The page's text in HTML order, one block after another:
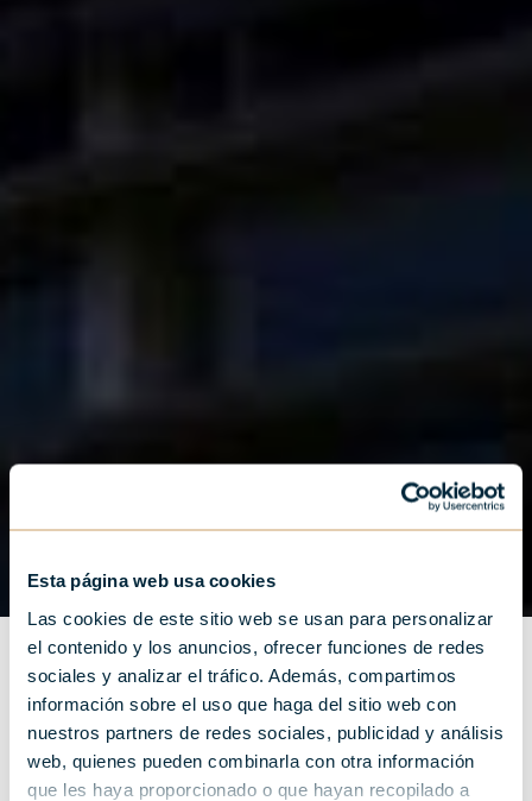
Esta página web usa cookies
Las cookies de este sitio web se usan para personalizar
el contenido y los anuncios, ofrecer funciones de redes
sociales y analizar el tráfico. Además, compartimos
información sobre el uso que haga del sitio web con
nuestros partners de redes sociales, publicidad y análisis
web, quienes pueden combinarla con otra información
que les haya proporcionado o que hayan recopilado a
Le Festival de Saint-